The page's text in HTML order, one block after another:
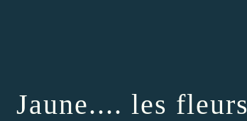
Jaune.... les fleurs